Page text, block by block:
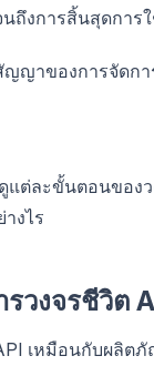
ถึงการสิ้นสุดการ
ญาของการจัดกา
แต่ละขั้นตอนของ
งไร
วงจรชีวิต
เหมือนกับผลิต